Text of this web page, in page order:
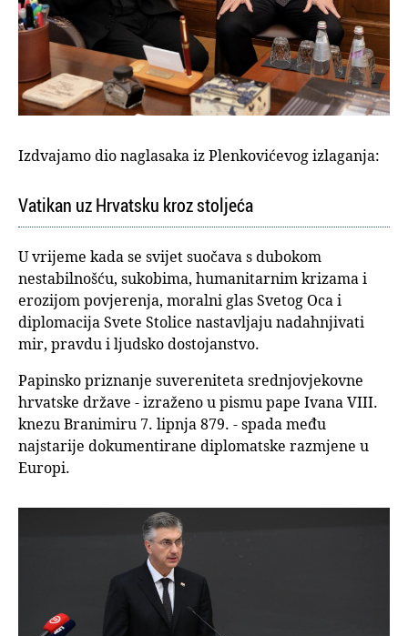
Izdvajamo dio naglasaka iz Plenkovićevog izlaganja:
Vatikan uz Hrvatsku kroz stoljeća
U vrijeme kada se svijet suočava s dubokom
nestabilnošću, sukobima, humanitarnim krizama i
erozijom povjerenja, moralni glas Svetog Oca i
diplomacija Svete Stolice nastavljaju nadahnjivati
mir, pravdu i ljudsko dostojanstvo.
Papinsko priznanje suvereniteta srednjovjekovne
hrvatske države - izraženo u pismu pape Ivana VIII.
knezu Branimiru 7. lipnja 879. - spada među
najstarije dokumentirane diplomatske razmjene u
Europi.